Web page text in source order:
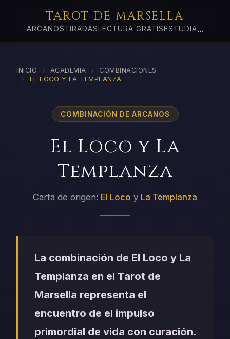
TAROT DE MARSELLA
ARCANOSTIRADAS LECTURA GRATIS ESTUDIA...
INICIO › ACADEMIA › COMBINACIONES
› EL LOCO Y LA TEMPLANZA
COMBINACIÓN DE ARCANOS
El Loco y La
Templanza
Carta de origen: El Loco y La Templanza
La combinación de El Loco y La
Templanza en el Tarot de
Marsella representa el
encuentro de el impulso
primordial de vida con curación.